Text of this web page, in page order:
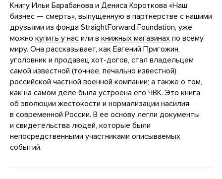
Книгу Ильи Барабанова и Дениса Короткова «Наш
бизнес — смерть», выпущенную в партнерстве с нашими
друзьями из фонда StraightForward Foundation, уже
можно купить у нас или в книжных магазинах по всему
миру. Она рассказывает, как Евгений Пригожин,
уголовник и продавец хот-догов, стал владельцем
самой известной (точнее, печально известной)
российской частной военной компании; а также о том,
как на самом деле была устроена его ЧВК. Это книга
об эволюции жестокости и нормализации насилия
в современной России. В ее основу легли документы
и свидетельства людей, которые были
непосредственными участниками описываемых
событий.